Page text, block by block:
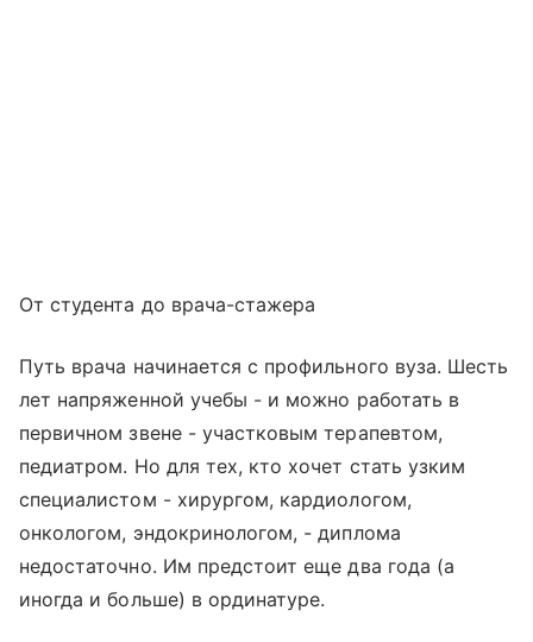
От студента до врача-стажера
Путь врача начинается с профильного вуза. Шесть
лет напряженной учебы - и можно работать в
первичном звене - участковым терапевтом,
педиатром. Но для тех, кто хочет стать узким
специалистом - хирургом, кардиологом,
онкологом, эндокринологом, - диплома
недостаточно. Им предстоит еще два года (а
иногда и больше) в ординатуре.